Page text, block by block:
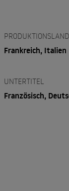
PRODUKTIONSLAND
Frankreich, Italien
UNTERTITEL
Französisch,